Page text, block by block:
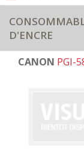
D'ENCRE
CANON PGI-